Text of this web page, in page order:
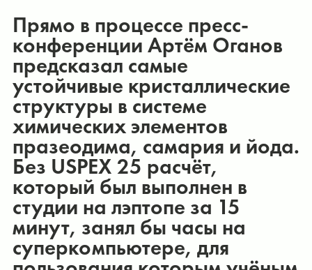
Прямо в процессе пресс-
конференции Артём Оганов
предсказал самые
устойчивые кристаллические
структуры в системе
химических элементов
празеодима, самария и йода.
Без USPEX 25 расчёт,
который был выполнен в
студии на лэптопе за 15
минут, занял бы часы на
суперкомпьютере, для